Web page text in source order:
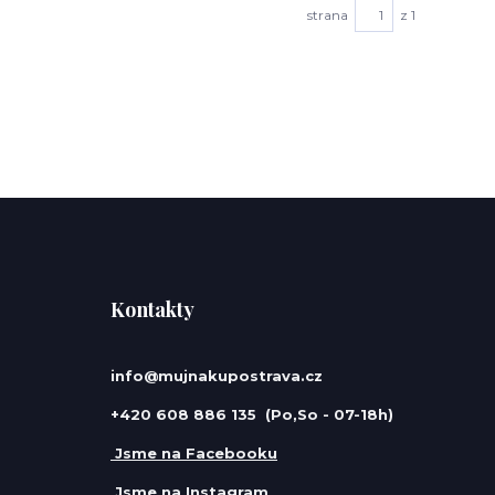
strana z 1
Kontakty
info@mujnakupostrava.cz
+420 608 886 135 (Po,So - 07-18h)
Jsme na Facebooku
Jsme na Instagram